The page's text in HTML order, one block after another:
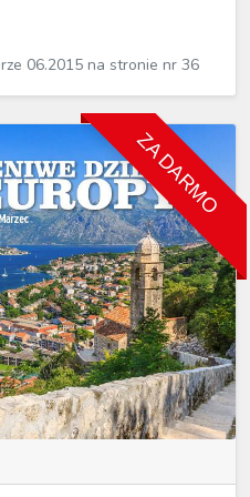
06.2015 na stronie nr 36
ZA DARMO